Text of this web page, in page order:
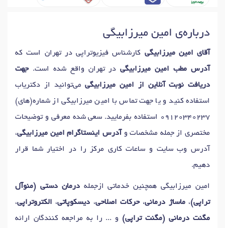
دکتر فیزیولوژی در تهران دکترکف پای صاف
دکترقوز کمردر تهران دکتردرد آرنجدر تهران
دکترپارگی تاندون آشیلدر تهران دکترانگشت چکشیدر تهران
دکتردیسک کمر در تهران دکترزانو درددر تهران
دکتررادیکولوپاتی کمریدر تهران دکترپارگی مینیسکدر تهران
دکترگردن درد در تهران دکتردررفتگی مفصل شانه در تهران
دکترآرتروز آرنجدر تهران دکترشکستگی مچ پادر تهران
دکتردر رفتگی زانودر تهران دکتردر رفتگی مفصلدر تهران
دکترپارگی عضلات و کشیدگی ساق
دکتر هالوکس والگوس در تهران دکتر تنگی کانال نخاعیدر تهران
دکترشکستگی لگن در تهران دکترشکستگی مچ دست در تهران
دکتر لیزر دیسک کمر و گردن در تهران
درباره‌ی امین میرزابیگی
آقای امین میرزابیگی کارشناس فیزیوتراپی در تهران است که
آدرس مطب امین میرزابیگیدر تهران واقع شده است.جهت
دریافت نوبت آنلاین از امین میرزابیگیمی‌توانید از دکتریاب
استفاده کنید و یا جهت تماس با امین میرزابیگی از شماره(های)
09120340237 استفاده بفرمایید. سعی شده معرفی و توضیحات
مختصری از جمله مشخصات و آدرس اینستاگرام امین میرزابیگی،
آدرس وب سایت و ساعات کاری مرکز را در اختیار شما قرار
دهیم.
امین میرزابیگی همچنین خدماتی ازجملهدرمان دستی (منوآل
تراپی)،ماساژ درمانی،حرکات اصلاحی، دیسکوپاتی، الکتروتراپی،
مگنت درمانی (مگنت تراپی) و ... را به مراجعه کنندگان ارائه